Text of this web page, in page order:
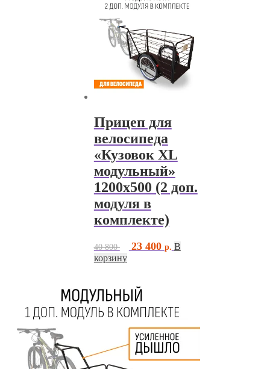
Прицеп для
велосипеда
«Кузовок XL
модульный»
1200х500 (2 доп.
модуля в
комплекте)
40 800
Первоначальная
800 ₽.
23 400
Текущая
В
корзину